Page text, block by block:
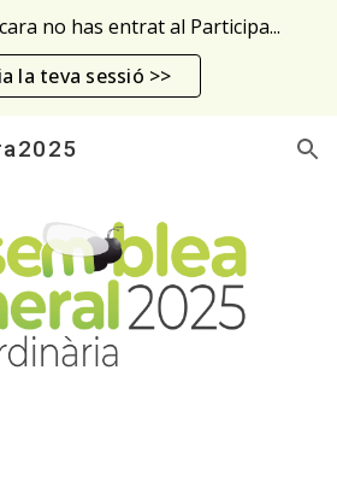
Skip to navigation
no has entrat al Participa...
la teva sessió >>